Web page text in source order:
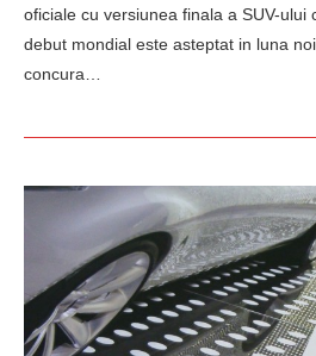
oficiale cu versiunea finala a SUV-ului
debut mondial este asteptat in luna
concura…